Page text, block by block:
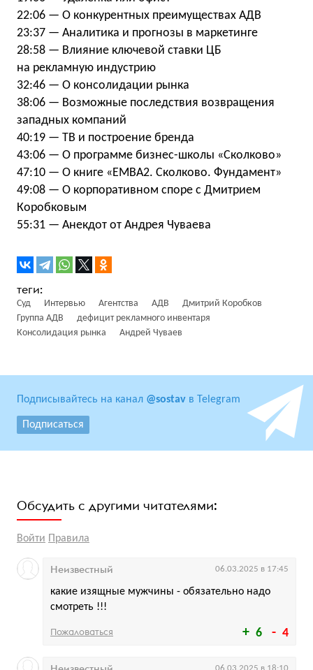
22:06 — О конкурентных преимуществах АДВ
23:37 — Аналитика и прогнозы в маркетинге
28:58 — Влияние ключевой ставки ЦБ
на рекламную индустрию
32:46 — О консолидации рынка
38:06 — Возможные последствия возвращения
западных компаний
40:19 — ТВ и построение бренда
43:06 — О программе бизнес-школы «Сколково»
47:10 — О книге «EMBA2. Сколково. Фундамент»
49:08 — О корпоративном споре с Дмитрием
Коробковым
55:31 — Анекдот от Андрея Чуваева
Суд Интервью Агентства АДВ
Дмитрий Коробков
Группа АДВ
дефицит рекламного инвентаря
Консолидация рынка
Андрей Чуваев
Подписывайтесь на канал @sostav в Telegram
Подписаться
Обсудить с другими читателями:
Войти Правила
6 4
какие изящные мужчины - обязательно надо
смотреть !!!
Неизвестный 06.03.2025 в 17:45
Пожаловаться
06.03.2025 в 18:10